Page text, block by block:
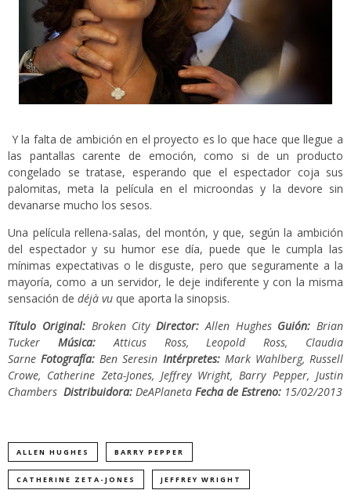
Y la falta de ambición en el proyecto es lo que hace que llegue a
las pantallas carente de emoción, como si de un producto
congelado se tratase, esperando que el espectador coja sus
palomitas, meta la película en el microondas y la devore sin
devanarse mucho los sesos.
Una película rellena-salas, del montón, y que, según la ambición
del espectador y su humor ese día, puede que le cumpla las
mínimas expectativas o le disguste, pero que seguramente a la
mayoría, como a un servidor, le deje indiferente y con la misma
sensación de déjà vu que aporta la sinopsis.
Título Original:Broken City Director: Allen Hughes Guión: Brian
Tucker Música:Atticus Ross, Leopold Ross, Claudia
SarneFotografía: Ben Seresin Intérpretes:Mark Wahlberg, Russell
Crowe, Catherine Zeta-Jones, Jeffrey Wright, Barry Pepper, Justin
Chambers Distribuidora: DeAPlaneta Fecha de Estreno: 15/02/2013
ALLEN HUGHES BARRY PEPPER
CATHERINE ZETA-JONES JEFFREY WRIGHT